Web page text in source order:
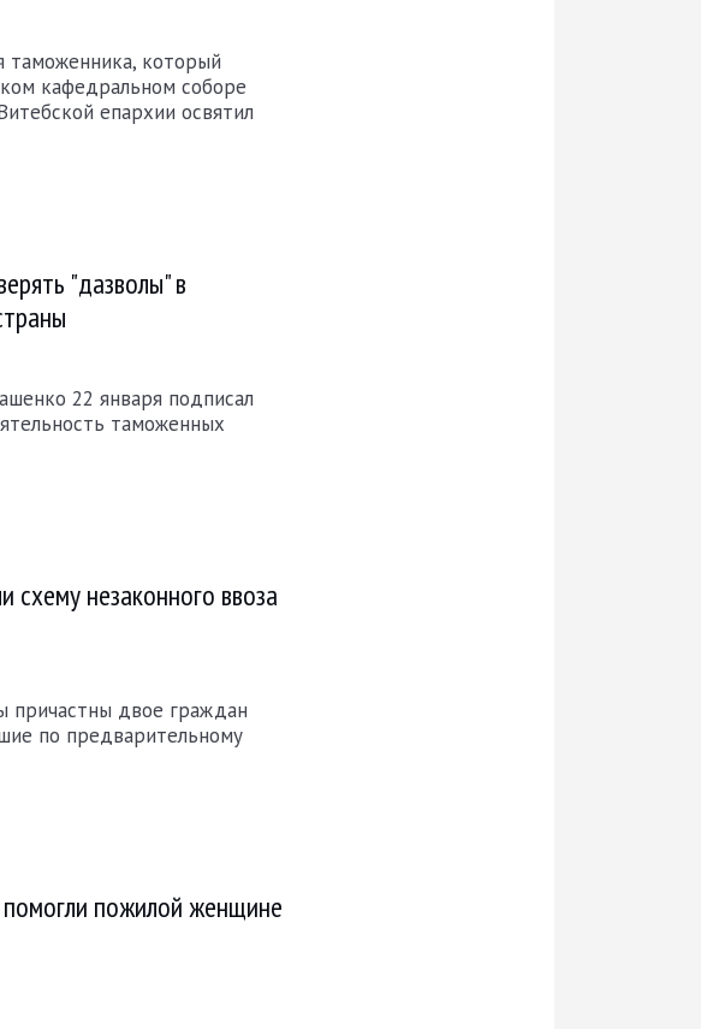
который
кафедральном соборе
епархии освятил
"дазволы" в
22 января подписал
таможенных
схему незаконного ввоза
причастны двое граждан
по предварительному
пожилой женщине